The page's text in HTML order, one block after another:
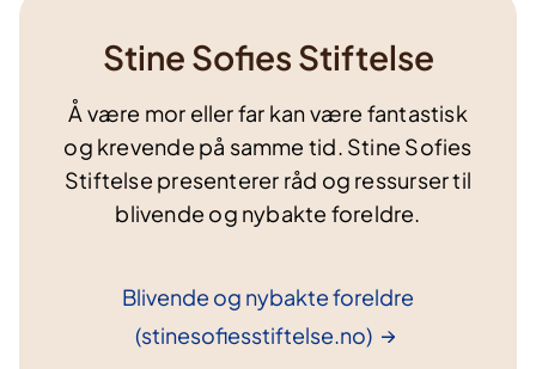
Stine Sofies Stiftelse
Å være mor eller far kan være fantastisk
og krevende på samme tid. Stine Sofies
Stiftelse presenterer råd og ressurser til
blivende og nybakte foreldre.
Blivende og nybakte foreldre
(stinesofiesstiftelse.no)